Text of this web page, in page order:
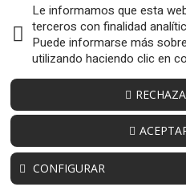
Le informamos que esta
terceros con finalidad
Puede informarse más
utilizando haciendo clic en
CONFIGURAR